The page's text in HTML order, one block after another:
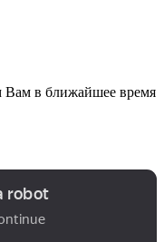
Вам в ближайшее время